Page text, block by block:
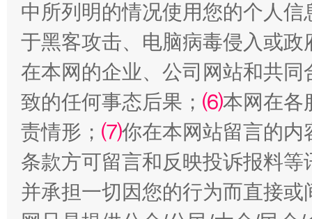
漫山遍野的桃花与雪山、麦地、白藏房 除
中所列明的情况使用您的个人
于黑客攻击、电脑病毒侵入或
在本网的企业、公司网站和共
致的任何事态后果； ⑹本网在各
责情形； ⑺你在本网站留言的内
条款方可留言和反映投诉报料
并承担一切因您的行为而直接